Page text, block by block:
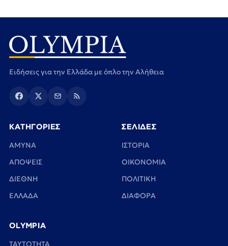
Ειδήσεις για την Ελλάδα με όπλο την Αλήθεια
ΚΑΤΗΓΟΡΙΕΣ
ΑΜΥΝΑ
ΑΠΟΨΕΙΣ
ΔΙΕΘΝΗ
ΕΛΛΑΔΑ
ΣΕΛΙΔΕΣ
ΙΣΤΟΡΙΑ
ΟΙΚΟΝΟΜΙΑ
ΠΟΛΙΤΙΚΗ
ΔΙΑΦΟΡΑ
OLYMPIA
TAYTOTHTA